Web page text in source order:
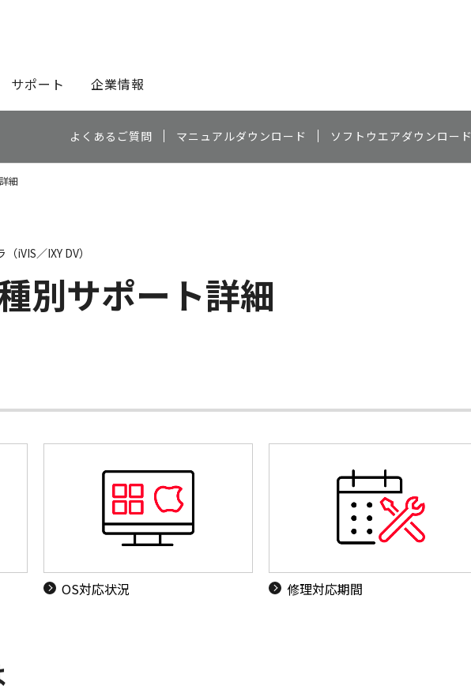
サポート 企業情報
よくあるご質問 マニュアルダウンロード ソフトウエアダウンロード
細
別サポート詳細
iVIS／IXY DV）
OS対応状況 修理対応期間